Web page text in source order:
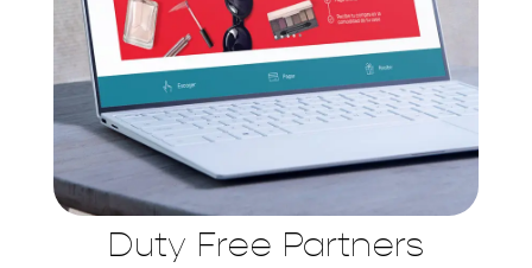
Duty Free Partners